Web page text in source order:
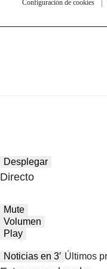
Configuración de cookies
Desplegar
Directo
Mute
Volumen
Play
Noticias en 3′ Últimos